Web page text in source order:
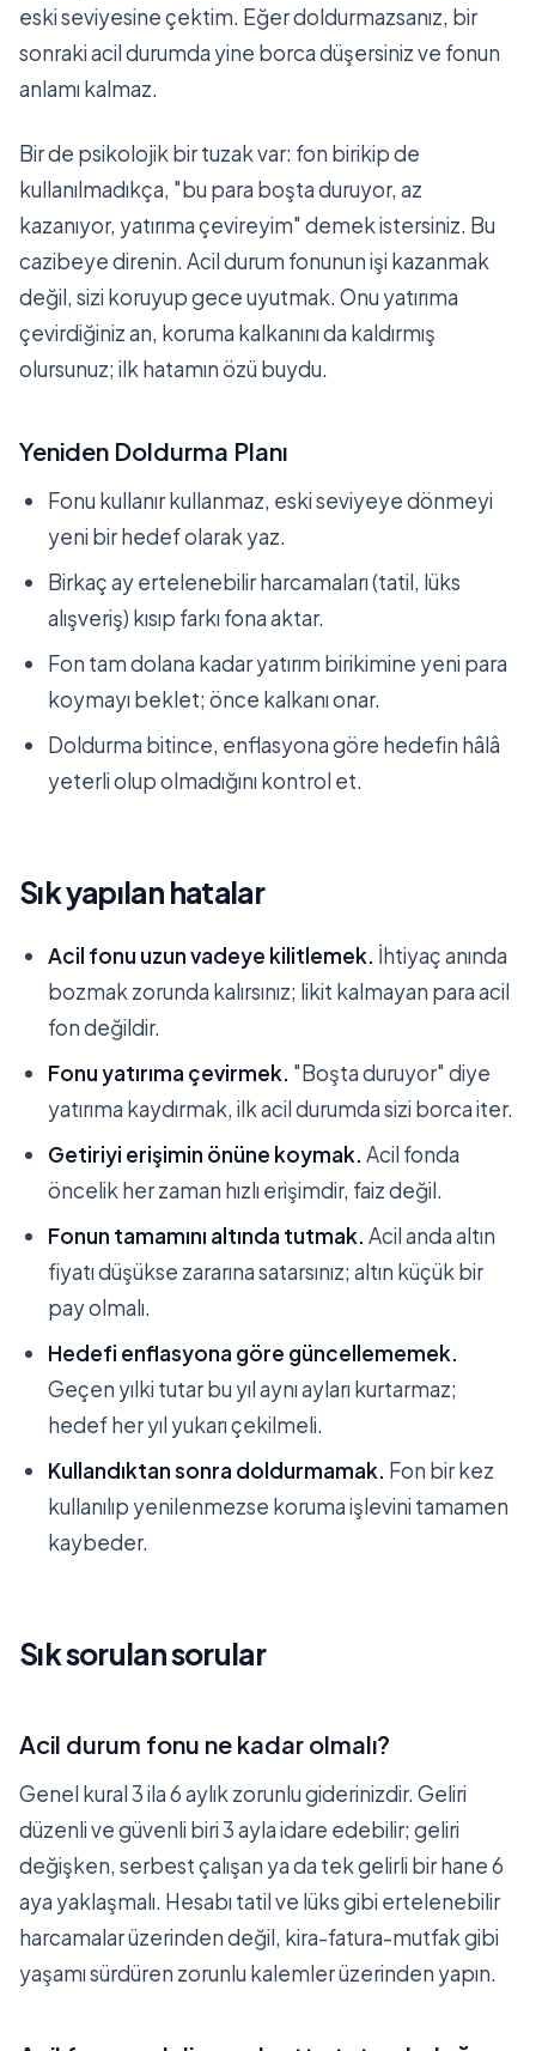
eski seviyesine çektim. Eğer doldurmazsanız, bir
sonraki acil durumda yine borca düşersiniz ve fonun
anlamı kalmaz.
Bir de psikolojik bir tuzak var: fon birikip de
kullanılmadıkça, "bu para boşta duruyor, az
kazanıyor, yatırıma çevireyim" demek istersiniz. Bu
cazibeye direnin. Acil durum fonunun işi kazanmak
değil, sizi koruyup gece uyutmak. Onu yatırıma
çevirdiğiniz an, koruma kalkanını da kaldırmış
olursunuz; ilk hatamın özü buydu.
Yeniden Doldurma Planı
Fonu kullanır kullanmaz, eski seviyeye dönmeyi
yeni bir hedef olarak yaz.
Birkaç ay ertelenebilir harcamaları (tatil, lüks
alışveriş) kısıp farkı fona aktar.
Fon tam dolana kadar yatırım birikimine yeni para
koymayı beklet; önce kalkanı onar.
Doldurma bitince, enflasyona göre hedefin hâlâ
yeterli olup olmadığını kontrol et.
Sık yapılan hatalar
Acil fonu uzun vadeye kilitlemek. İhtiyaç anında
bozmak zorunda kalırsınız; likit kalmayan para acil
fon değildir.
Fonu yatırıma çevirmek. "Boşta duruyor" diye
yatırıma kaydırmak, ilk acil durumda sizi borca iter.
Getiriyi erişimin önüne koymak. Acil fonda
öncelik her zaman hızlı erişimdir, faiz değil.
Fonun tamamını altında tutmak. Acil anda altın
fiyatı düşükse zararına satarsınız; altın küçük bir
pay olmalı.
Hedefi enflasyona göre güncellememek.
Geçen yılki tutar bu yıl aynı ayları kurtarmaz;
hedef her yıl yukarı çekilmeli.
Kullandıktan sonra doldurmamak. Fon bir kez
kullanılıp yenilenmezse koruma işlevini tamamen
kaybeder.
Sık sorulan sorular
Acil durum fonu ne kadar olmalı?
Genel kural 3 ila 6 aylık zorunlu giderinizdir. Geliri
düzenli ve güvenli biri 3 ayla idare edebilir; geliri
değişken, serbest çalışan ya da tek gelirli bir hane 6
aya yaklaşmalı. Hesabı tatil ve lüks gibi ertelenebilir
harcamalar üzerinden değil, kira-fatura-mutfak gibi
yaşamı sürdüren zorunlu kalemler üzerinden yapın.